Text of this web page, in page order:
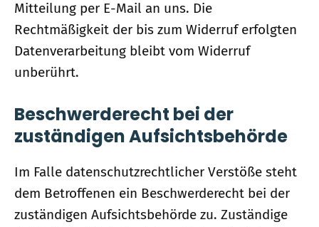
Mitteilung per E-Mail an uns. Die
Rechtmäßigkeit der bis zum Widerruf erfolgten
Datenverarbeitung bleibt vom Widerruf
unberührt.
Beschwerderecht bei der
zuständigen Aufsichtsbehörde
Im Falle datenschutzrechtlicher Verstöße steht
dem Betroffenen ein Beschwerderecht bei der
zuständigen Aufsichtsbehörde zu. Zuständige